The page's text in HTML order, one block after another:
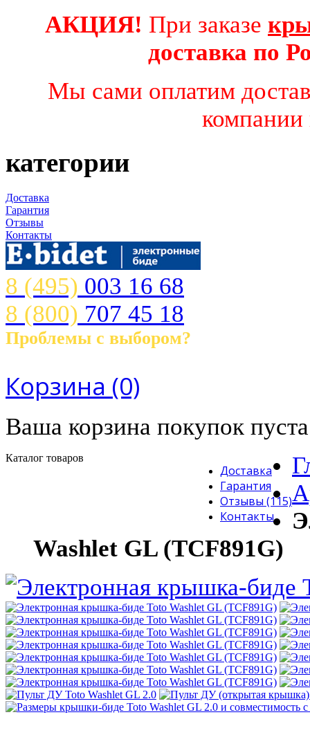
АКЦИЯ! При заказе
доставка по
Мы сами оплатим
компании
категории
Доставка
Гарантия
Отзывы
Контакты
8 (495) 003 16 68
8 (800) 707 45 18
Проблемы с выбором?
Корзина (0)
Ваша корзина покупок
Каталог товаров
Доставка
Гарантия
Отзывы (115)
Контакты
Washlet GL (TCF891G)